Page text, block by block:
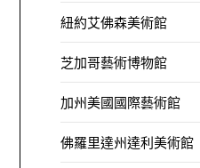
紐約艾佛森美術館
芝加哥藝術博物館
加州美國國際藝術館
佛羅里達州達利美術館